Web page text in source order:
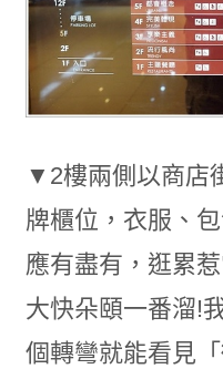
▼2樓兩側以商店
牌櫃位，衣服、
應有盡有，逛累
大快朵頤一番溜!
個轉彎就能看見